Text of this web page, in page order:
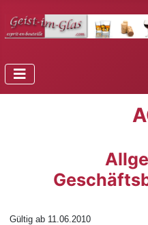
Gültig ab 11.06.2010